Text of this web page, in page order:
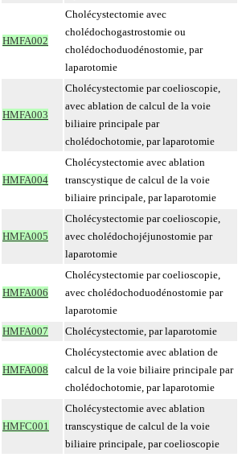
HMFA002
Cholécystectomie avec
cholédochogastrostomie ou
cholédochoduodénostomie, par
laparotomie
HMFA003
Cholécystectomie par coelioscopie,
avec ablation de calcul de la voie
biliaire principale par
cholédochotomie, par laparotomie
HMFA004
Cholécystectomie avec ablation
transcystique de calcul de la voie
biliaire principale, par laparotomie
HMFA005
Cholécystectomie par coelioscopie,
avec cholédochojéjunostomie par
laparotomie
HMFA006
Cholécystectomie par coelioscopie,
avec cholédochoduodénostomie par
laparotomie
HMFA007 Cholécystectomie, par laparotomie
HMFA008
Cholécystectomie avec ablation de
calcul de la voie biliaire principale par
cholédochotomie, par laparotomie
HMFC001
Cholécystectomie avec ablation
transcystique de calcul de la voie
biliaire principale, par coelioscopie